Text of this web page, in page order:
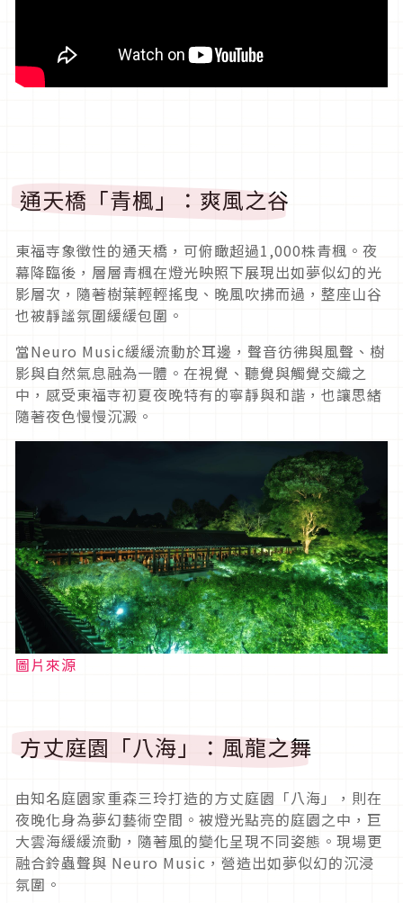
通天橋「青楓」：爽風之谷
東福寺象徵性的通天橋，可俯瞰超過1,000株青楓。夜
幕降臨後，層層青楓在燈光映照下展現出如夢似幻的光
影層次，隨著樹葉輕輕搖曳、晚風吹拂而過，整座山谷
也被靜謐氛圍緩緩包圍。
當Neuro Music緩緩流動於耳邊，聲音彷彿與風聲、樹
影與自然氣息融為一體。在視覺、聽覺與觸覺交織之
中，感受東福寺初夏夜晚特有的寧靜與和諧，也讓思緒
隨著夜色慢慢沉澱。
圖片來源
方丈庭園「八海」：風龍之舞
由知名庭園家重森三玲打造的方丈庭園「八海」，則在
夜晚化身為夢幻藝術空間。被燈光點亮的庭園之中，巨
大雲海緩緩流動，隨著風的變化呈現不同姿態。現場更
融合鈴蟲聲與 Neuro Music，營造出如夢似幻的沉浸
氛圍。